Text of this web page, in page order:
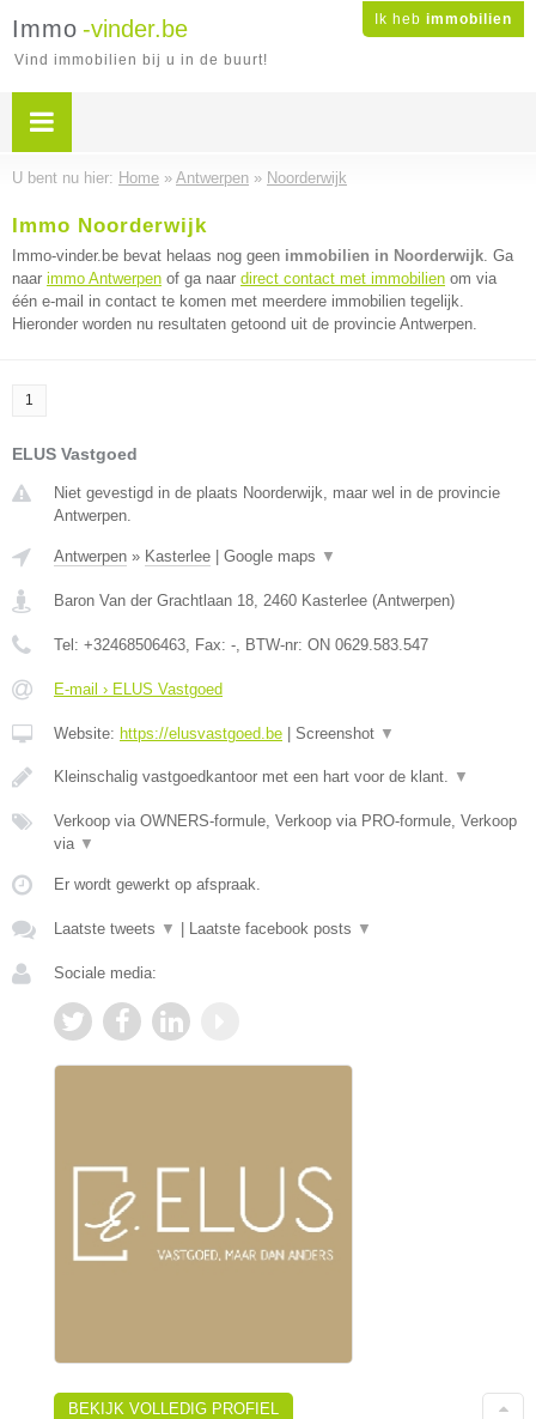
Ik heb immobilien
Immo -vinder.be
Vind immobilien bij u in de buurt!
U bent nu hier: Home » Antwerpen » Noorderwijk
Immo Noorderwijk
Immo-vinder.be bevat helaas nog geen immobilien in Noorderwijk. Ga
naar immo Antwerpen of ga naar direct contact met immobilien om via
één e-mail in contact te komen met meerdere immobilien tegelijk.
Hieronder worden nu resultaten getoond uit de provincie Antwerpen.
1
ELUS Vastgoed
Niet gevestigd in de plaats Noorderwijk, maar wel in de provincie
Antwerpen.
Antwerpen » Kasterlee Google maps ▼
Baron Van der Grachtlaan 18, 2460 Kasterlee (Antwerpen)
Tel: +32468506463, Fax: -, BTW-nr: ON 0629.583.547
E-mail › ELUS Vastgoed
Website: https://elusvastgoed.be Screenshot ▼
Kleinschalig vastgoedkantoor met een hart voor de klant. ▼
Verkoop via OWNERS-formule, Verkoop via PRO-formule, Verkoop
via ▼
Er wordt gewerkt op afspraak.
Laatste tweets ▼ Laatste facebook posts ▼
Sociale media:
BEKIJK VOLLEDIG PROFIEL